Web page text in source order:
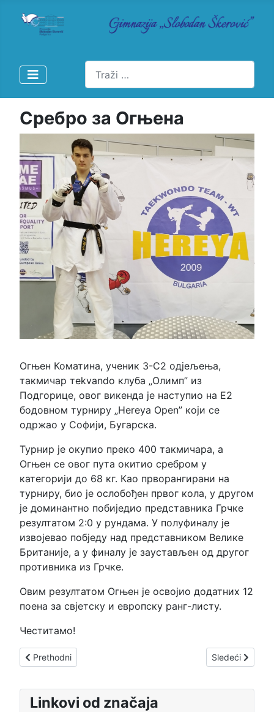
Pretraži
Сребро за Огњена
Огњен Коматина, ученик 3-С2 одјељења,
такмичар тekvando клуба „Олимп” из
Подгорице, овог викенда је наступио на Е2
бодовном турниру „Hereya Open” који се
одржао у Софији, Бугарска.
Турнир је окупио преко 400 такмичара, а
Огњен се овог пута окитио сребром у
категорији до 68 кг. Као прворангирани на
турниру, био је ослобођен првог кола, у другом
је доминантно побиједио представника Грчке
резултатом 2:0 у рундама. У полуфиналу је
извојевао побједу над представником Велике
Британије, а у финалу је заустављен од другог
противника из Грчке.
Овим резултатом Огњен је освојио додатних 12
поена за свјетску и европску ранг-листу.
Честитамо!
Prethodni članak: Лани уручена друга награда за
Prethodni Sledeći
Sledeći
Linkovi od značaja